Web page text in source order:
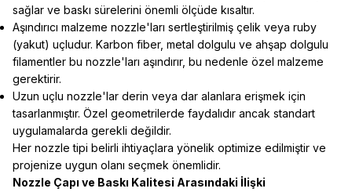
sağlar ve baskı sürelerini önemli ölçüde kısaltır.
Aşındırıcı malzeme nozzle'ları sertleştirilmiş çelik veya ruby
(yakut) uçludur. Karbon fiber, metal dolgulu ve ahşap dolgulu
filamentler bu nozzle'ları aşındırır, bu nedenle özel malzeme
gerektirir.
Uzun uçlu nozzle'lar derin veya dar alanlara erişmek için
tasarlanmıştır. Özel geometrilerde faydalıdır ancak standart
uygulamalarda gerekli değildir.
Her nozzle tipi belirli ihtiyaçlara yönelik optimize edilmiştir ve
projenize uygun olanı seçmek önemlidir.
Nozzle Çapı ve Baskı Kalitesi Arasındaki İlişki